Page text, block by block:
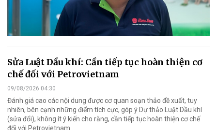
Sửa Luật Dầu khí: Cần tiếp tục hoàn thiện cơ
chế đối với Petrovietnam
09/08/2026 04:30
Đánh giá cao các nội dung được cơ quan soạn thảo đề xuất, tuy
nhiên, bên cạnh những điểm tích cực, góp ý Dự thảo Luật Dầu khí
(sửa đổi), không ít ý kiến cho rằng, cần tiếp tục hoàn thiện cơ chế
đối với Petrovietnam.